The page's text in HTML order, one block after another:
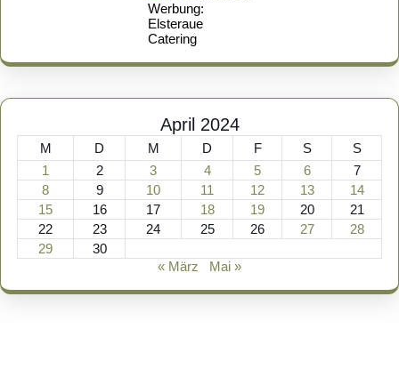
Werbung:
Elsteraue
Catering
April 2024
M D M D F S
S
1
2 3 4 5 6
7
8
9 10 11 12 13
14
15
16 17 18 19 20
21
22
23 24 25 26 27
28
29
30
« März
Mai »